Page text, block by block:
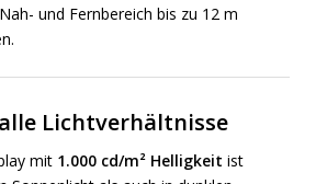
und Fernbereich bis zu 12 m
Lichtverhältnisse
mit 1.000 cd/m² Helligkeit ist